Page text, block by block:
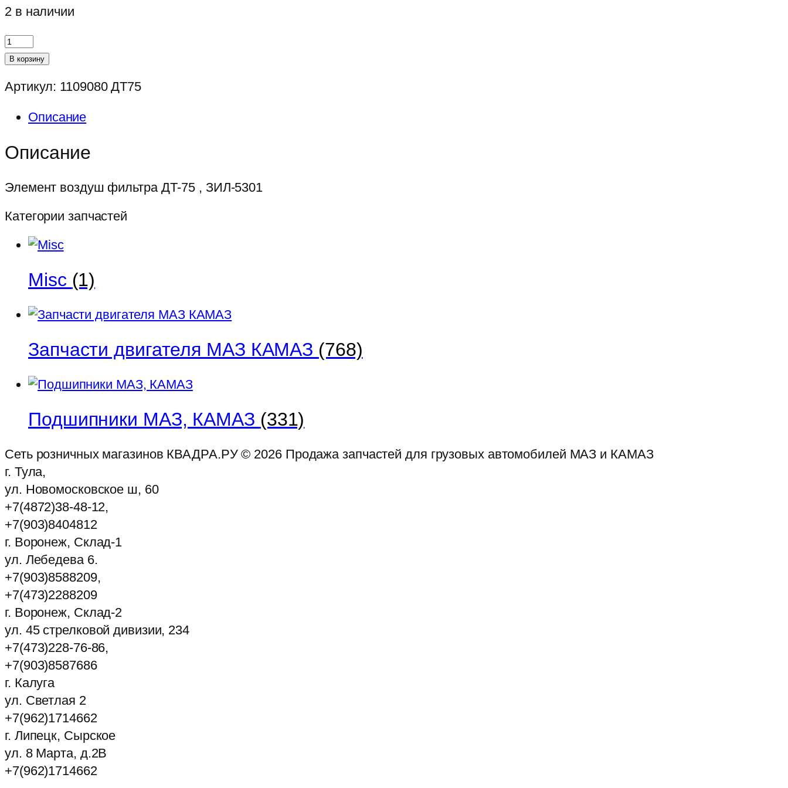
2 в наличии
Количество
товара
воздуш
фильтра
ДТ-75
,
ЗИЛ-5301
В корзину
Артикул: 1109080 ДТ75
Описание
Описание
Элемент воздуш фильтра ДТ-75 , ЗИЛ-5301
Категории запчастей
Misc (1)
Запчасти двигателя МАЗ КАМАЗ (768)
Подшипники МАЗ, КАМАЗ (331)
Сеть розничных магазинов КВАДРА.РУ © 2026Продажа запчастей для грузовых автомобилей МАЗ и КАМАЗ
г. Тула,
ул. Новомосковское ш, 60
+7(4872)38-48-12,
+7(903)8404812
г. Воронеж, Склад-1
ул. Лебедева 6.
+7(903)8588209,
+7(473)2288209
г. Воронеж, Склад-2
ул. 45 стрелковой дивизии, 234
+7(473)228-76-86,
+7(903)8587686
г. Калуга
ул. Светлая 2
+7(962)1714662
г. Липецк, Сырское
ул. 8 Марта, д.2В
+7(962)1714662